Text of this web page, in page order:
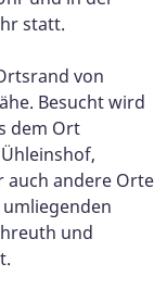
statt.
von
Besucht wird
dem Ort
auch andere Orte
und